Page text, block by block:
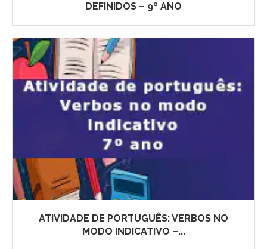
DEFINIDOS – 9º ANO
ATIVIDADE DE PORTUGUÊS: VERBOS NO
MODO INDICATIVO –...